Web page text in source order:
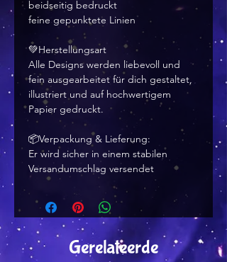
beidseitig bedruckt
feine gepunktete Linien
💚Herstellungsart
Alle Designs werden liebevoll und
fein ausgearbeitet für dich gestaltet,
illustriert und auf hochwertigem
Papier gedruckt.
📦Verpackung & Lieferung:
Er wird sicher in einem stabilen
Versandumschlag versendet
Gerelateerde